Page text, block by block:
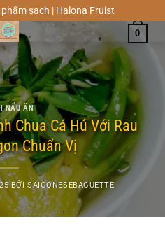
sạch | Halona Fruist
0
NẤU ĂN
Chua Cá Hú Với Rau
Chuẩn Vị
BỞISAIGONESEBAGUETTE